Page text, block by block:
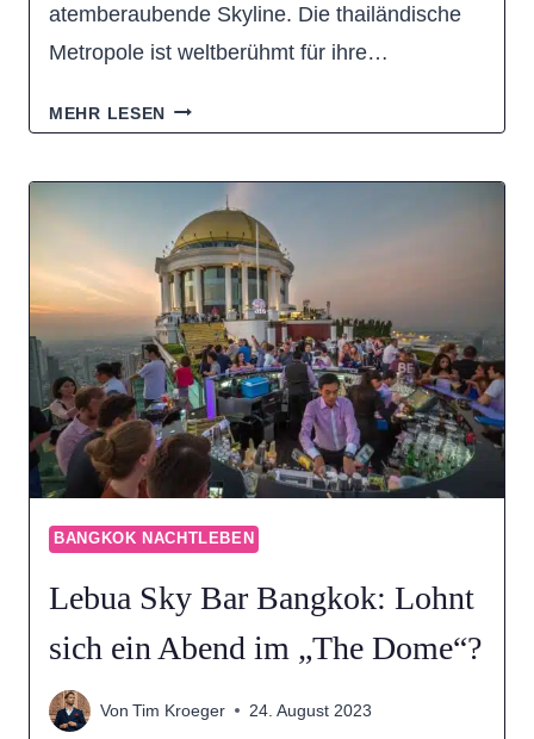
atemberaubende Skyline. Die thailändische
Metropole ist weltberühmt für ihre…
MEHR LESEN ROOFTOP
BANGKOK:
HIER
GIBT’S
DEN
BESTEN
BLICK
ÜBER
DIE
STADT
BANGKOK NACHTLEBEN
Lebua Sky Bar Bangkok: Lohnt
sich ein Abend im „The Dome“?
Von Tim Kroeger 24. August 2023